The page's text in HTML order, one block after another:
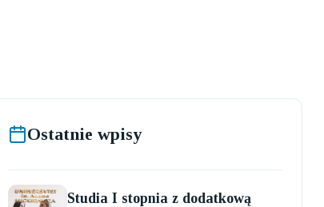
Ostatnie wpisy
Studia I stopnia z dodatkową